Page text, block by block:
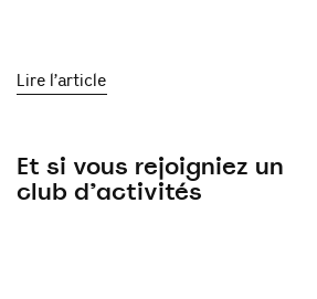
Lire l’article
Et si vous rejoigniez un
club d’activités